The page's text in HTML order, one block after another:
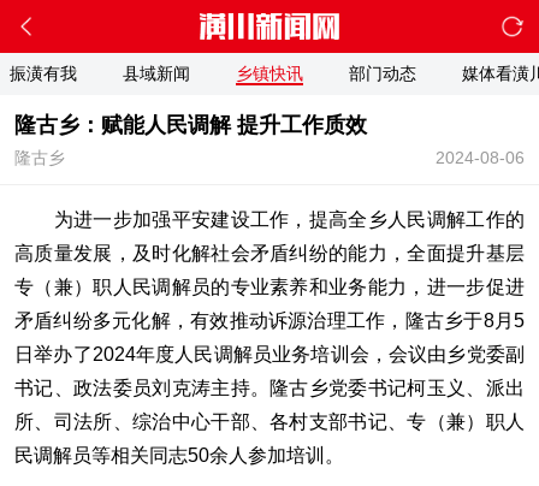
振潢有我 县域新闻 乡镇快讯 部门动态 媒体看潢
隆古乡：赋能人民调解 提升工作质效
2024-08-06
隆古乡
为进一步加强平安建设工作，提高全乡人民调解工作的
高质量发展，及时化解社会矛盾纠纷的能力，全面提升基层
专（兼）职人民调解员的专业素养和业务能力，进一步促进
矛盾纠纷多元化解，有效推动诉源治理工作，隆古乡于8月5
日举办了2024年度人民调解员业务培训会，会议由乡党委副
书记、政法委员刘克涛主持。隆古乡党委书记柯玉义、派出
所、司法所、综治中心干部、各村支部书记、专（兼）职人
民调解员等相关同志50余人参加培训。